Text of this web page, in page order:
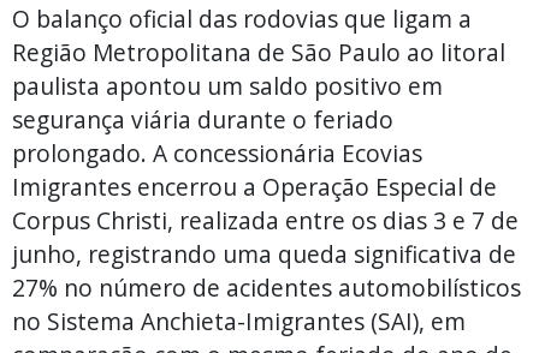
O balanço oficial das rodovias que ligam a
Região Metropolitana de São Paulo ao litoral
paulista apontou um saldo positivo em
segurança viária durante o feriado
prolongado. A concessionária Ecovias
Imigrantes encerrou a Operação Especial de
Corpus Christi, realizada entre os dias 3 e 7 de
junho, registrando uma queda significativa de
27% no número de acidentes automobilísticos
no Sistema Anchieta-Imigrantes (SAI), em